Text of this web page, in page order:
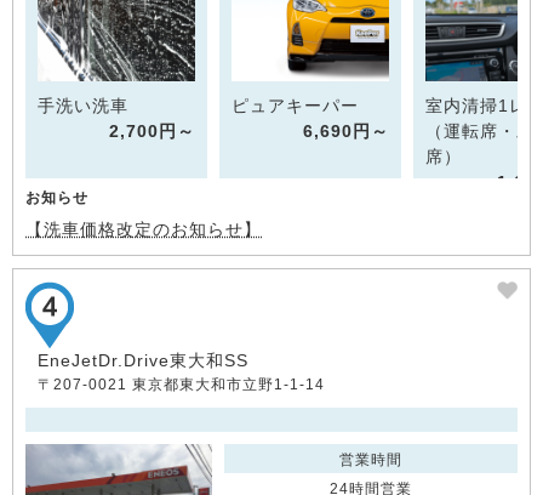
手洗い洗車
2,700円～
ピュアキーパー
6,690円～
室内清掃1レ
（運転席・助
席）
お知らせ
【洗車価格改定のお知らせ】
EneJetDr.Drive東大和SS
〒207-0021 東京都東大和市立野1-1-14
営業時間
24時間営業